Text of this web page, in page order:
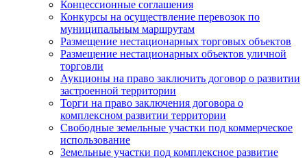
Концессионные соглашения
Конкурсы на осуществление перевозок по
муниципальным маршрутам
Размещение нестационарных торговых объектов
Размещение нестационарных объектов уличной
торговли
Аукционы на право заключить договор о развитии
застроенной территории
Торги на право заключения договора о
комплексном развитии территории
Свободные земельные участки под коммерческое
использование
Земельные участки под комплексное развитие